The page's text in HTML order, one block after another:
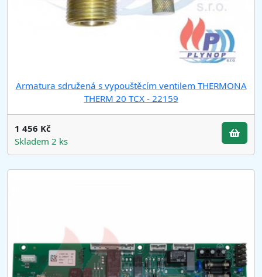
Armatura sdružená s vypouštěcím ventilem THERMONA
THERM 20 TCX - 22159
1 456 Kč
Skladem 2 ks